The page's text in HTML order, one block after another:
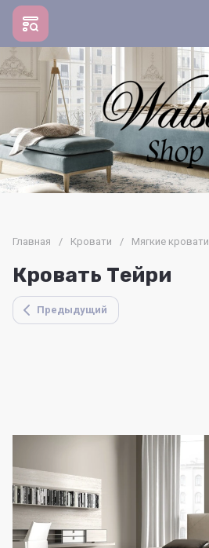
Главная / Кровати / Мягкие кровати
Кровать Тейри
Предыдущий